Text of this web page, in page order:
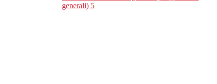
generali) 5